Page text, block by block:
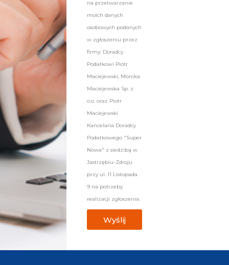
na przetwarzanie
moich danych
osobowych podanych
w zgłoszeniu przez
firmy: Doradcy
Podatkowi Piotr
Maciejewski, Monika
Maciejewska Sp. z
o.o. oraz Piotr
Maciejewski
Kancelaria Doradcy
Podatkowego "Super
Nowa" z siedzibą w
Jastrzębiu-Zdroju
przy ul. 11 Listopada
9 na potrzeby
realizacji zgłoszenia.
Wyślij